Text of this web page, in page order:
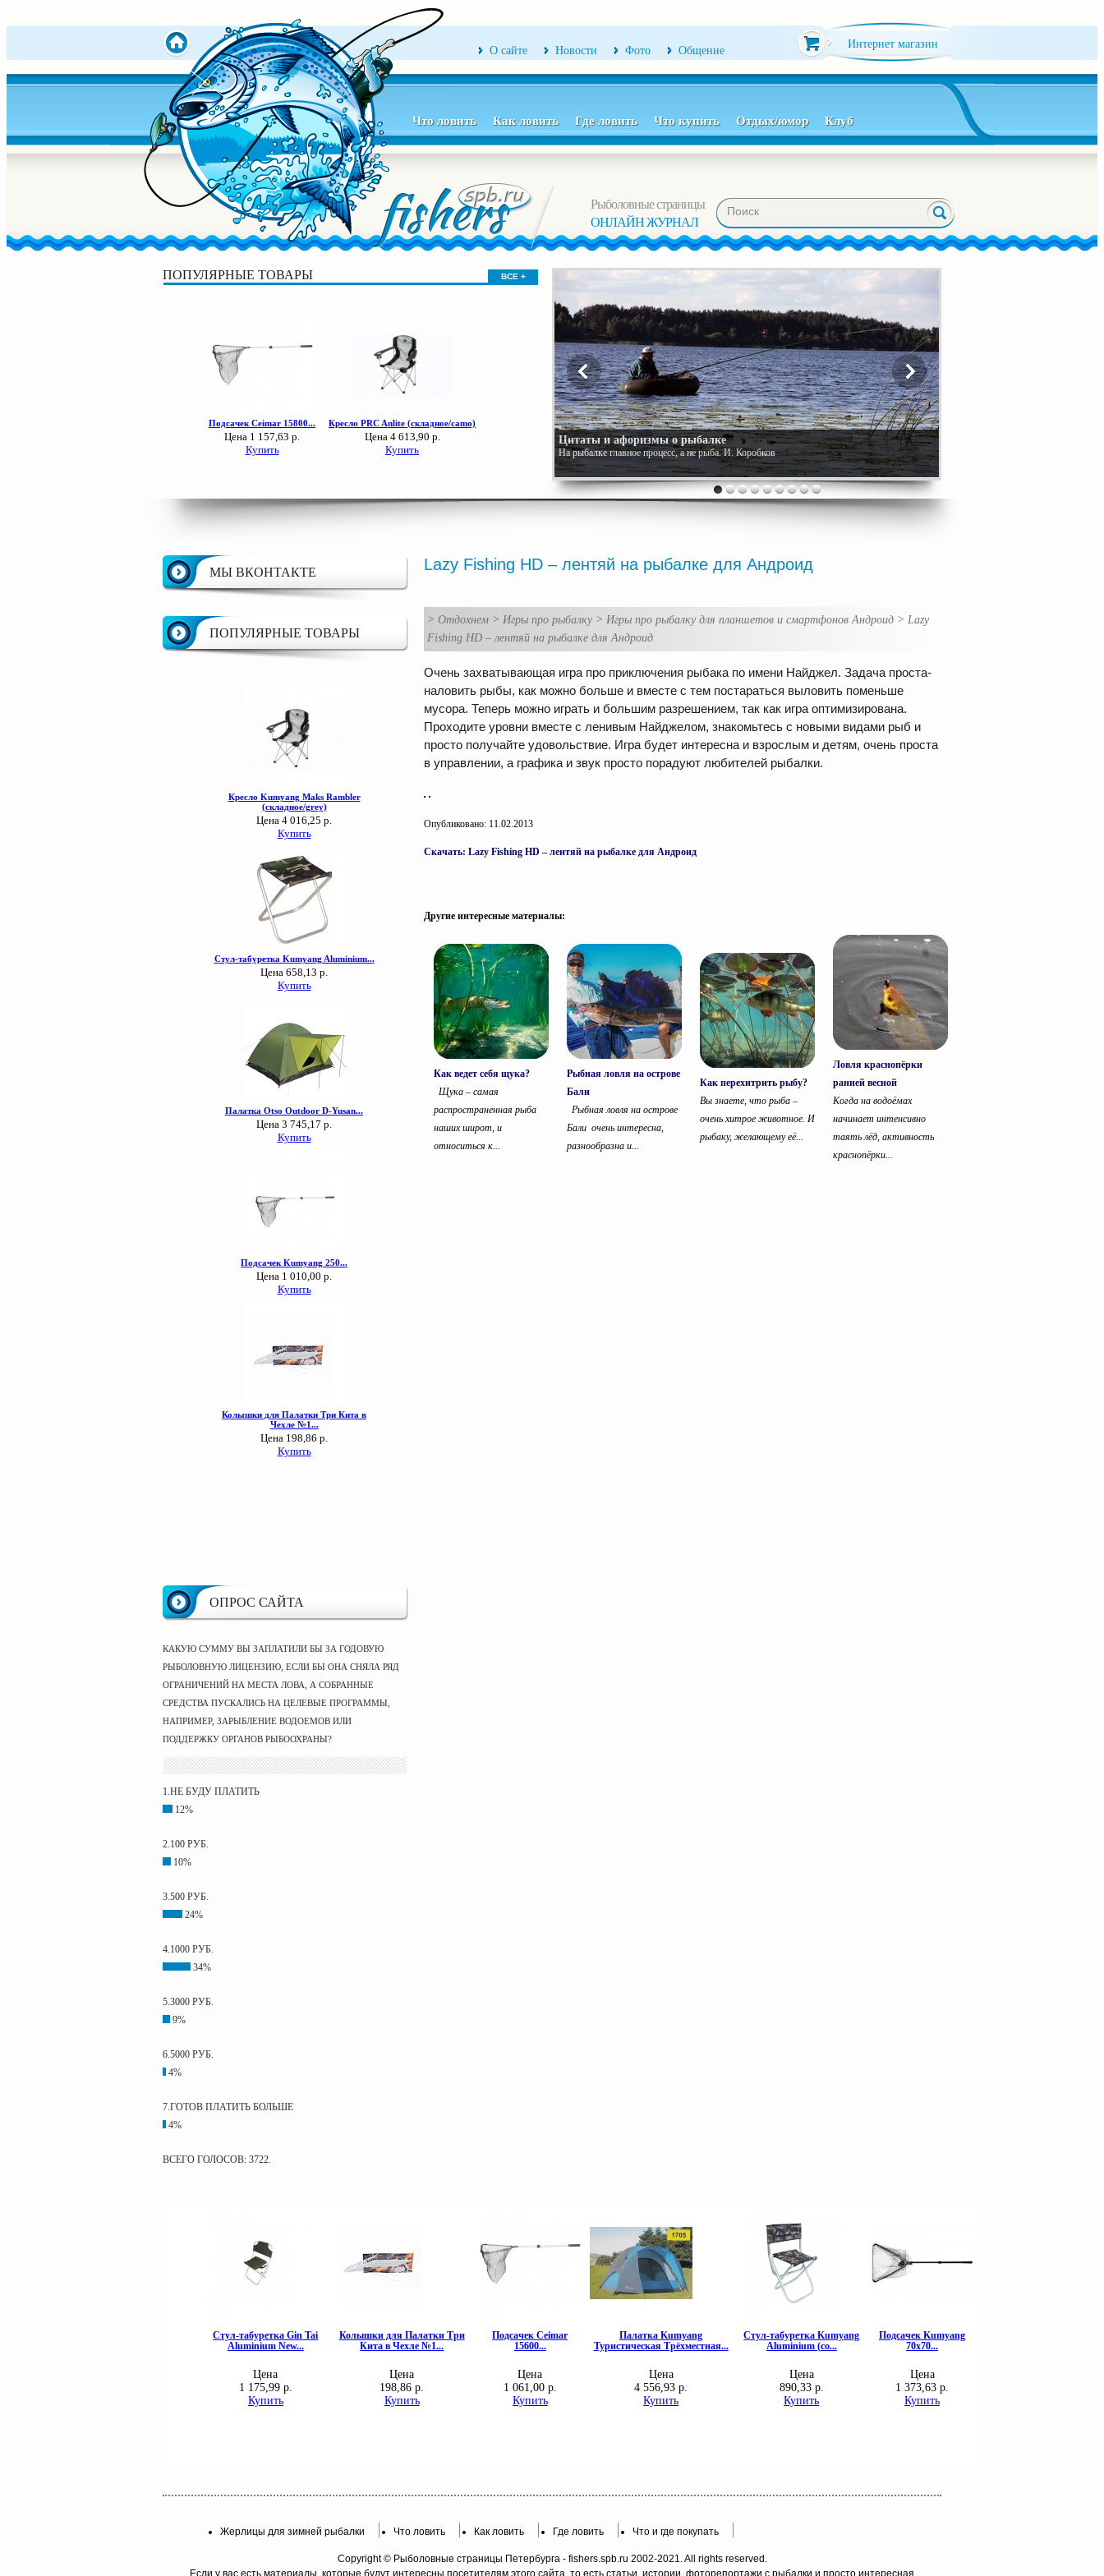
О сайте Новости Фото Общение
Интернет магазин
Что ловить Как ловить Где ловить Что купить Отдых/юмор Клуб
Рыболовные страницы
ОНЛАЙН ЖУРНАЛ
ПОПУЛЯРНЫЕ ТОВАРЫ ВСЕ +
Цитаты и афоризмы о рыбалке
На рыбалке главное процесс, а не рыба. И. Коробков
МЫ ВКОНТАКТЕ
ПОПУЛЯРНЫЕ ТОВАРЫ
ОПРОС САЙТА
КАКУЮ СУММУ ВЫ ЗАПЛАТИЛИ БЫ ЗА ГОДОВУЮ
РЫБОЛОВНУЮ ЛИЦЕНЗИЮ, ЕСЛИ БЫ ОНА СНЯЛА РЯД
ОГРАНИЧЕНИЙ НА МЕСТА ЛОВА, А СОБРАННЫЕ
СРЕДСТВА ПУСКАЛИСЬ НА ЦЕЛЕВЫЕ ПРОГРАММЫ,
НАПРИМЕР, ЗАРЫБЛЕНИЕ ВОДОЕМОВ ИЛИ
ПОДДЕРЖКУ ОРГАНОВ РЫБООХРАНЫ?
1.НЕ БУДУ ПЛАТИТЬ
12%
2.100 РУБ.
10%
3.500 РУБ.
24%
4.1000 РУБ.
34%
5.3000 РУБ.
9%
6.5000 РУБ.
4%
7.ГОТОВ ПЛАТИТЬ БОЛЬШЕ
4%
ВСЕГО ГОЛОСОВ: 3722.
Lazy Fishing HD – лентяй на рыбалке для Андроид
> Отдохнем > Игры про рыбалку > Игры про рыбалку для планшетов и смартфонов Андроид > Lazy
Fishing HD – лентяй на рыбалке для Андроид
Очень захватывающая игра про приключения рыбака по имени Найджел. Задача проста-
наловить рыбы, как можно больше и вместе с тем постараться выловить поменьше
мусора. Теперь можно играть и большим разрешением, так как игра оптимизирована.
Проходите уровни вместе с ленивым Найджелом, знакомьтесь с новыми видами рыб и
просто получайте удовольствие. Игра будет интересна и взрослым и детям, очень проста
в управлении, а графика и звук просто порадуют любителей рыбалки.
Опубликовано: 11.02.2013
Cкачать: Lazy Fishing HD – лентяй на рыбалке для Андроид
Другие интересные материалы:
Как ведет себя щука?
Щука – самая
распространенная рыба
наших широт, и
относиться к...
Рыбная ловля на острове
Бали
Рыбная ловля на острове
Бали очень интересна,
разнообразна и...
Как перехитрить рыбу?
Вы знаете, что рыба –
очень хитрое животное. И
рыбаку, желающему её...
Ловля краснопёрки
ранней весной
Когда на водоёмах
начинает интенсивно
таять лёд, активность
краснопёрки...
Жерлицы для зимней рыбалки Что ловить Как ловить Где ловить Что и где покупать
Copyright © Рыболовные страницы Петербурга - fishers.spb.ru 2002-2021. All rights reserved.
Если у вас есть материалы, которые будут интересны посетителям этого сайта, то есть статьи, истории, фоторепортажи с рыбалки и просто интересная